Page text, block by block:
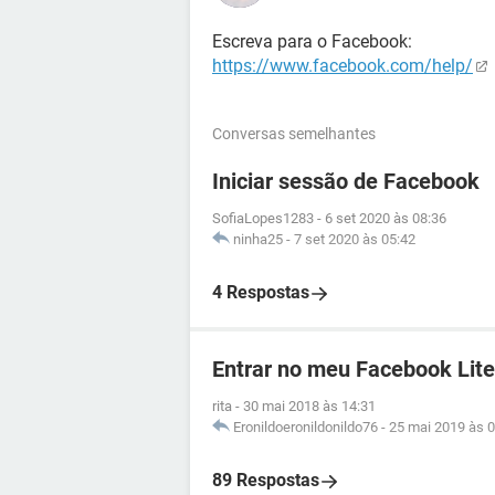
Escreva para o Facebook:
https://www.facebook.com/help/
Conversas semelhantes
Iniciar sessão de Facebook
SofiaLopes1283 - 6 set 2020 às 08:36
ninha25 - 7 set 2020 às 05:42
4 Respostas
Entrar no meu Facebook Lite
rita - 30 mai 2018 às 14:31
Eronildoeronildonildo76 - 25 mai 2019 às
89 Respostas